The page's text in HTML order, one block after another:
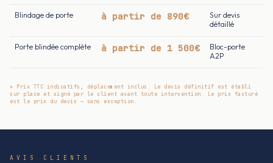
Blindage de porte à partir de 890€
Sur devis
détaillé
Porte blindée complète à partir de 1 500€
Bloc-porte
A2P
* Prix TTC indicatifs, déplacement inclus. Le devis définitif est établi
sur place et signé par le client avant toute intervention. Le prix facturé
est le prix du devis — sans exception.
AVIS CLIENTS